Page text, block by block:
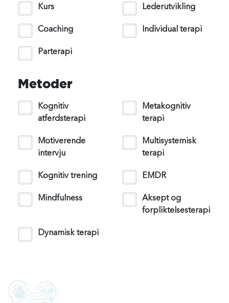
Kurs Lederutvikling
Coaching Individual terapi
Parterapi
Metoder
Kognitiv
atferdsterapi
Metakognitiv
terapi
Motiverende
intervju
Multisystemisk
terapi
Kognitiv trening EMDR
Mindfulness
Aksept og
forpliktelsesterapi
Dynamisk terapi